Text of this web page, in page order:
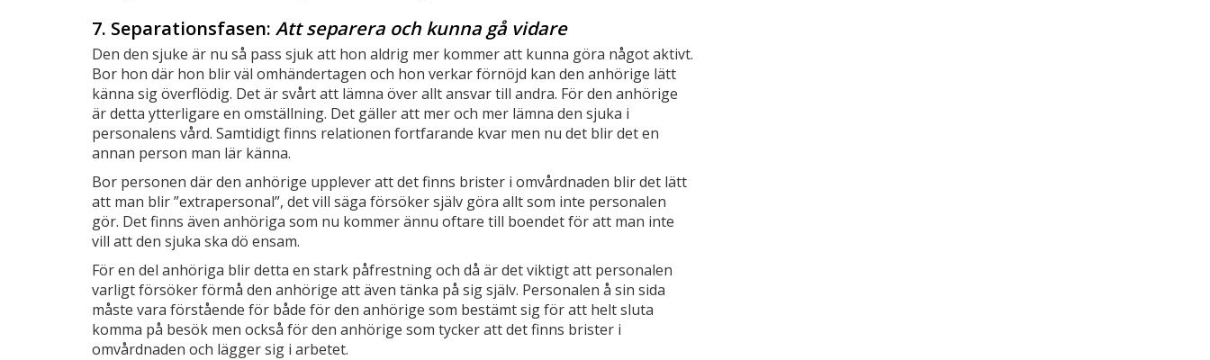
7. Separationsfasen: Att separera och kunna gå vidare
Den den sjuke är nu så pass sjuk att hon aldrig mer kommer att kunna göra något aktivt.
Bor hon där hon blir väl omhändertagen och hon verkar förnöjd kan den anhörige lätt
känna sig överflödig. Det är svårt att lämna över allt ansvar till andra. För den anhörige
är detta ytterligare en omställning. Det gäller att mer och mer lämna den sjuka i
personalens vård. Samtidigt finns relationen fortfarande kvar men nu det blir det en
annan person man lär känna.
Bor personen där den anhörige upplever att det finns brister i omvårdnaden blir det lätt
att man blir ”extrapersonal”, det vill säga försöker själv göra allt som inte personalen
gör. Det finns även anhöriga som nu kommer ännu oftare till boendet för att man inte
vill att den sjuka ska dö ensam.
För en del anhöriga blir detta en stark påfrestning och då är det viktigt att personalen
varligt försöker förmå den anhörige att även tänka på sig själv. Personalen å sin sida
måste vara förstående för både för den anhörige som bestämt sig för att helt sluta
komma på besök men också för den anhörige som tycker att det finns brister i
omvårdnaden och lägger sig i arbetet.